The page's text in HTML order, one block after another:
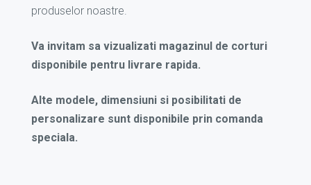
produselor noastre.
Va invitam sa vizualizati magazinul de corturi
disponibile pentru livrare rapida.
Alte modele, dimensiuni si posibilitati de
personalizare sunt disponibile prin comanda
speciala.